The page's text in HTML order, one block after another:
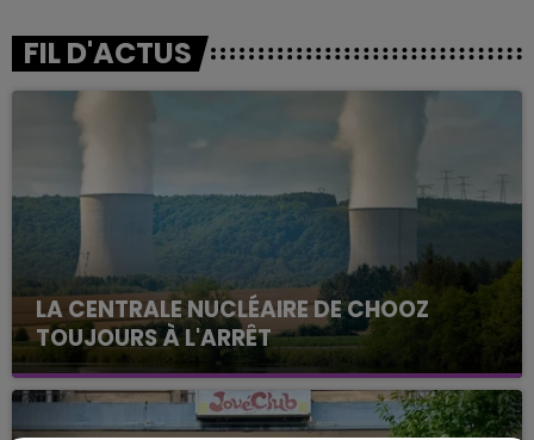
FIL D'ACTUS
LA CENTRALE NUCLÉAIRE DE CHOOZ
TOUJOURS À L'ARRÊT
Cela fait déjà une semaine que la centrale
nucléaire ardennaise est à l'arrêt. Une situation
justifiée par la sécheresse intense qui est toujours